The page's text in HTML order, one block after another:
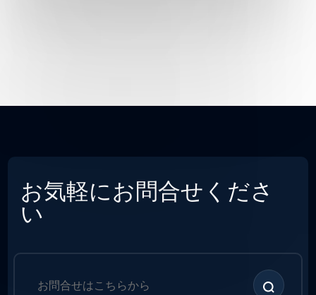
お気軽にお問合せくださ
い